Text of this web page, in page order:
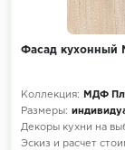
Фасад кухонный
Коллекция:
МДФ
Размеры:
Декоры кухни на
Эскиз и расчет